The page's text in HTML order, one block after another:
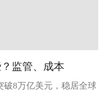
监管、成本
破8万亿美元，稳居全球